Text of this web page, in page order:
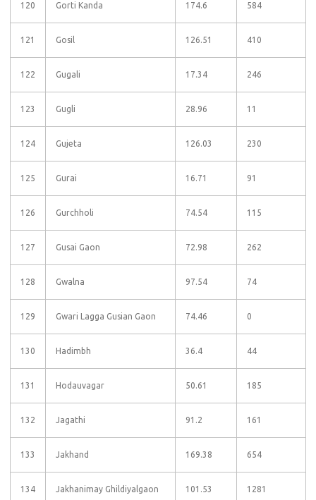
120 Gorti Kanda 174.6 584
121 Gosil 126.51 410
122 Gugali 17.34 246
123 Gugli 28.96 11
124 Gujeta 126.03 230
125 Gurai 16.71 91
126 Gurchholi 74.54 115
127 Gusai Gaon 72.98 262
128 Gwalna 97.54 74
129 Gwari Lagga Gusian Gaon 74.46 0
130 Hadimbh 36.4 44
131 Hodauvagar 50.61 185
132 Jagathi 91.2 161
133 Jakhand 169.38 654
134 Jakhanimay Ghildiyalgaon 101.53 1281